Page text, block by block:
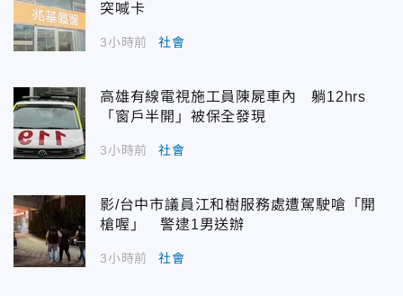
突喊卡
3小時前 社會
高雄有線電視施工員陳屍車內 躺12hrs
「窗戶半開」被保全發現
3小時前 社會
影/台中市議員江和樹服務處遭駕駛嗆「開
槍喔」 警逮1男送辦
3小時前 社會